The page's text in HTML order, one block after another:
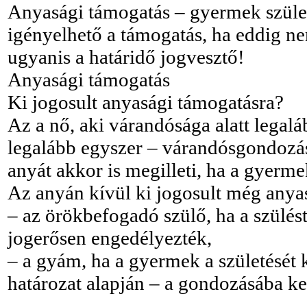
Anyasági támogatás – gyermek
igényelhető a támogatás, ha eddig
ugyanis a határidő jogvesztő!
Anyasági támogatás
Ki jogosult anyasági támogatásra?
Az a nő, aki várandósága alatt
legalább egyszer –
anyát akkor is megilleti, ha a
Az anyán kívül ki jogosult még
– az örökbefogadó szülő, ha a
jogerősen engedélyezték,
– a gyám, ha a gyermek a
határozat alapján – a gondozásába